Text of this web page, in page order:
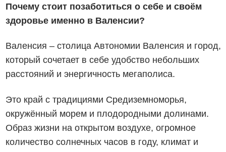
Почему стоит позаботиться о себе и своём
здоровье именно в Валенсии?
Валенсия – столица Автономии Валенсия и город,
который сочетает в себе удобство небольших
расстояний и энергичность мегаполиса.
Это край с традициями Средиземноморья,
окружённый морем и плодородными долинами.
Образ жизни на открытом воздухе, огромное
количество солнечных часов в году, климат и